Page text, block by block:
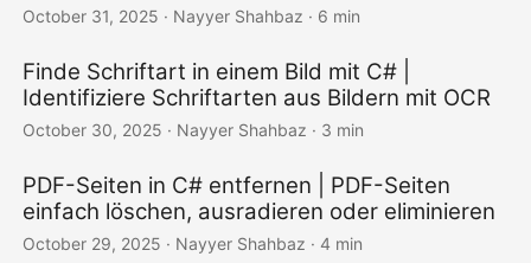
October 31, 2025 · Nayyer Shahbaz · 6 min
Finde Schriftart in einem Bild mit C# |
Identifiziere Schriftarten aus Bildern mit OCR
October 30, 2025 · Nayyer Shahbaz · 3 min
PDF-Seiten in C# entfernen | PDF-Seiten
einfach löschen, ausradieren oder eliminieren
October 29, 2025 · Nayyer Shahbaz · 4 min